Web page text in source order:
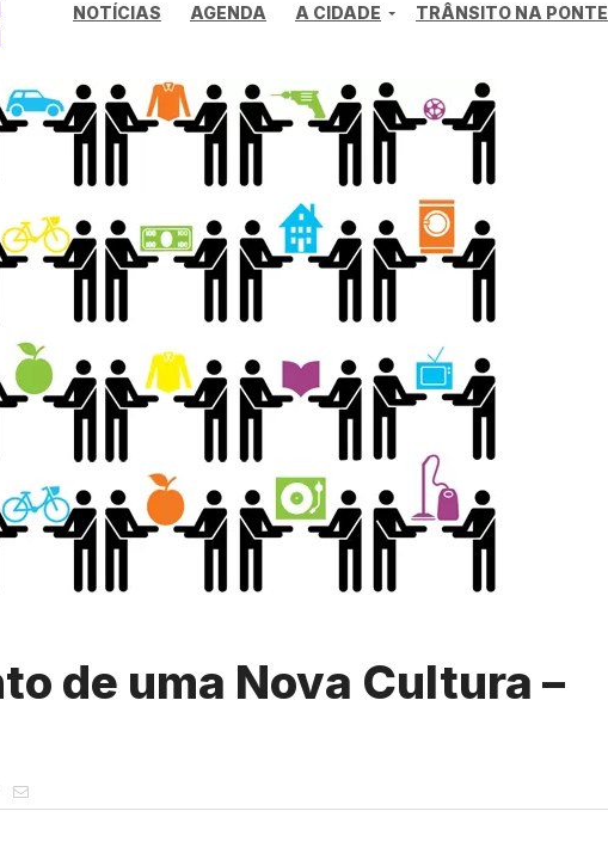
NOTÍCIAS AGENDA A CIDADE TRÂNSITO NA PONTE
de uma Nova Cultura –